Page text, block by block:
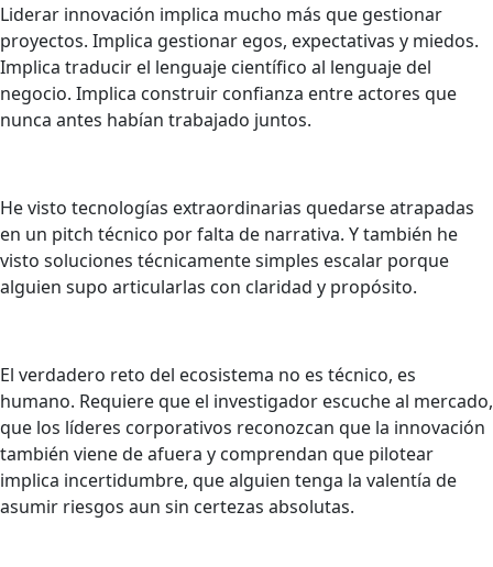
Liderar innovación implica mucho más que gestionar
proyectos. Implica gestionar egos, expectativas y miedos.
Implica traducir el lenguaje científico al lenguaje del
negocio. Implica construir confianza entre actores que
nunca antes habían trabajado juntos.
He visto tecnologías extraordinarias quedarse atrapadas
en un pitch técnico por falta de narrativa. Y también he
visto soluciones técnicamente simples escalar porque
alguien supo articularlas con claridad y propósito.
El verdadero reto del ecosistema no es técnico, es
humano. Requiere que el investigador escuche al mercado,
que los líderes corporativos reconozcan que la innovación
también viene de afuera y comprendan que pilotear
implica incertidumbre, que alguien tenga la valentía de
asumir riesgos aun sin certezas absolutas.